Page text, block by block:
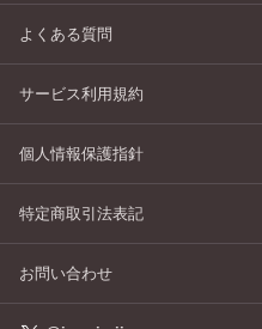
よくある質問
サービス利用規約
個人情報保護指針
特定商取引法表記
お問い合わせ